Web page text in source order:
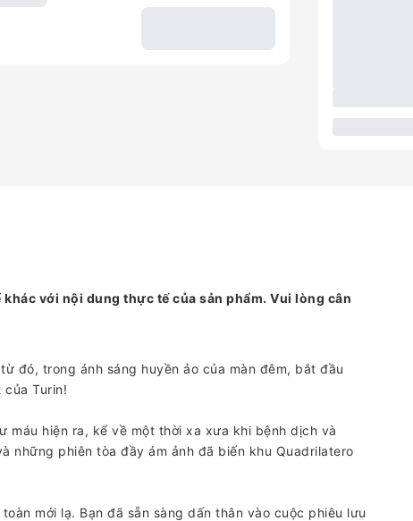
với nội dung thực tế của sản phẩm. Vui lòng cân
đó, trong ánh sáng huyền ảo của màn đêm, bắt đầu
Turin!
máu hiện ra, kể về một thời xa xưa khi bệnh dịch và
những phiên tòa đầy ám ảnh đã biến khu Quadrilatero
mới lạ. Bạn đã sẵn sàng dấn thân vào cuộc phiêu lưu